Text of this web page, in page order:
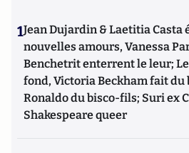
1Jean Dujardin & Laetitia
nouvelles amours, Vanessa
Benchetrit enterrent le leur;
fond, Victoria Beckham fait
Ronaldo du bisco-fils; Suri ex
Shakespeare queer